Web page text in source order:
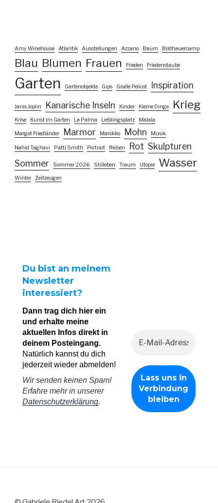
Amy Winehouse Atlantik Ausstellungen Azzano Baum Bildhauercamp
Blau Blumen Frauen Frieden Friedenstaube
Garten Gartenobjekte Gips Gisèle Pelicot Inspiration
Janis Joplin Kanarische Inseln Kinder Kleine Dinge Krieg
Krise Kunst im Garten La Palma Lieblingsplatz Malala
Margot Friedländer Marmor Marokko Mohn Musik
Nahid Taghavi Patti Smith Portrait Reisen Rot Skulpturen
Sommer
Sommer 2026 Stilleben Traum Utopie Wasser
Winter Zeitzeugen
Du bist an meinem
Newsletter
interessiert?
Dann trag dich hier ein
und erhalte meine
aktuellen Infos direkt in
deinem Posteingang.
Natürlich kannst du dich
jederzeit wieder abmelden!
Wir senden keinen Spam!
Erfahre mehr in unserer
Datenschutzerklärung.